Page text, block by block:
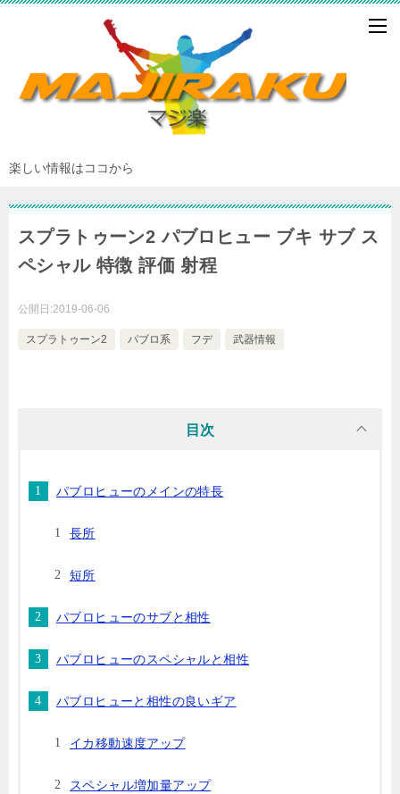
楽しい情報はココから
スプラトゥーン2 パブロヒュー ブキ サブ ス
ペシャル 特徴 評価 射程
公開日:2019-06-06
スプラトゥーン2 パブロ系 フデ 武器情報
目次
パブロヒューのメインの特長
長所
短所
パブロヒューのサブと相性
パブロヒューのスペシャルと相性
パブロヒューと相性の良いギア
イカ移動速度アップ
スペシャル増加量アップ